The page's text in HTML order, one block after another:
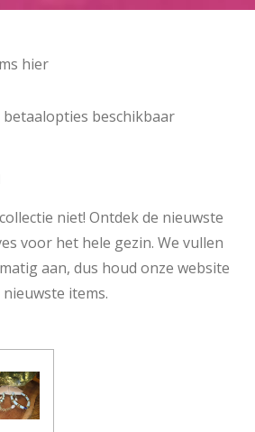
hier
beschikbaar
niet! Ontdek de nieuwste
voor het hele gezin. We vullen
aan, dus houd onze website
items.